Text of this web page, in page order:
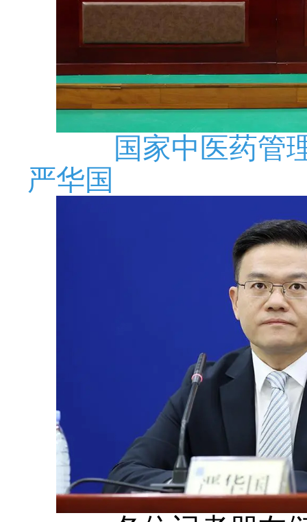
国家中医药管
严华国